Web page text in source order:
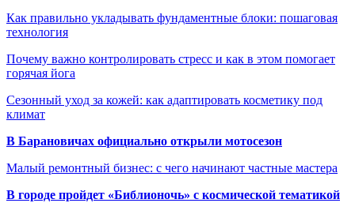
Как правильно укладывать фундаментные блоки: пошаговая
технология
Почему важно контролировать стресс и как в этом помогает
горячая йога
Сезонный уход за кожей: как адаптировать косметику под
климат
В Барановичах официально открыли мотосезон
Малый ремонтный бизнес: с чего начинают частные мастера
В городе пройдет «Библионочь» с космической тематикой